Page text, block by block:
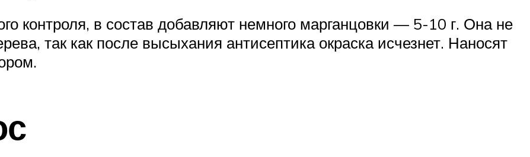
контроля, в состав добавляют немного марганцовки — 5-10 г. Она не
так как после высыхания антисептика окраска исчезнет. Наносят